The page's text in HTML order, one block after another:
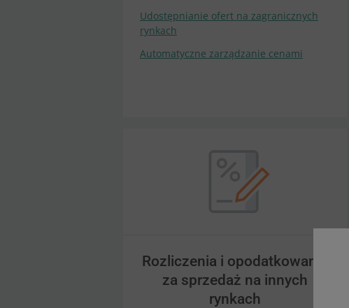
Udostępnianie ofert na zagranicznych
rynkach
Automatyczne zarządzanie cenami
Rozliczenia i opodatkowanie
za sprzedaż na innych
rynkach